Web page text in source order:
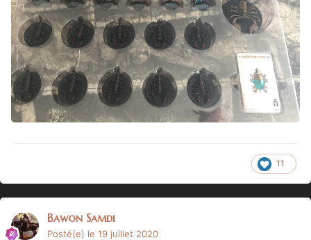
11
Bawon Samdi
Posté(e) le 19 juillet 2020